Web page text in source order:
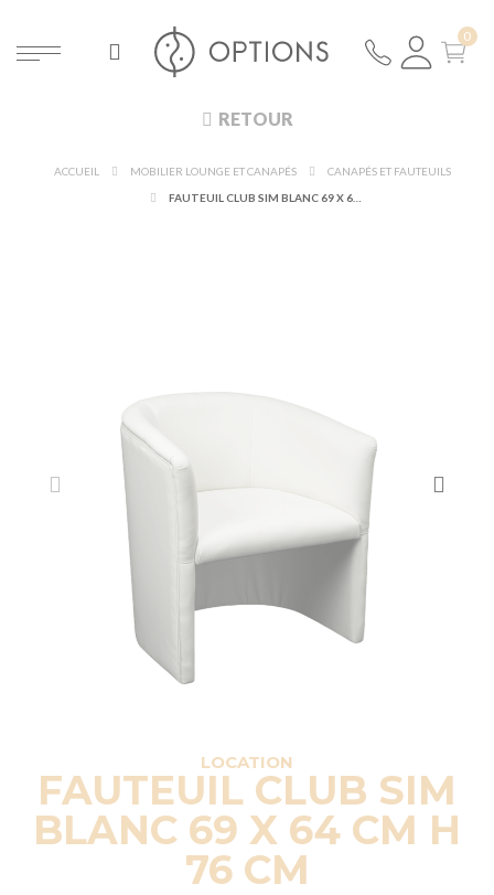
RETOUR
ACCUEIL MOBILIER LOUNGE ET CANAPÉS
CANAPÉS ET FAUTEUILS
LOCATION
FAUTEUIL CLUB SIM
BLANC 69 X 64 CM H
76 CM